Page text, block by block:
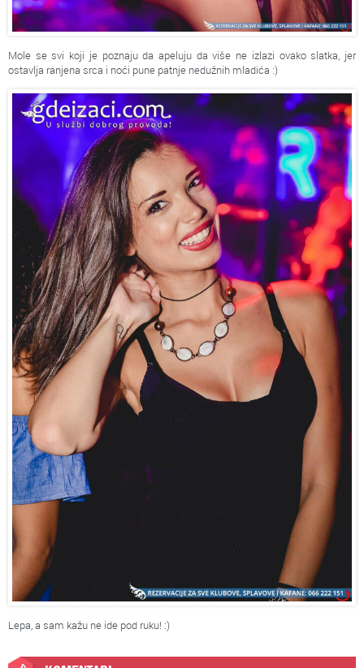
Mole se svi koji je poznaju da apeluju da više ne izlazi ovako slatka, jer
ostavlja ranjena srca i noći pune patnje nedužnih mladića :)
Lepa, a sam kažu ne ide pod ruku! :)